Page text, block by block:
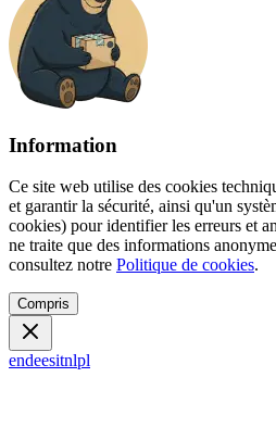
Information
Ce site web utilise des cookies
et garantir la sécurité, ainsi qu'un
cookies) pour identifier les erreurs et
ne traite que des informations
consultez notre Politique de cookies.
Compris
endeesitnlpl